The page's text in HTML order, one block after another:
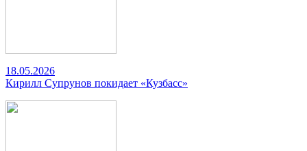
18.05.2026
Кирилл Супрунов покидает «Кузбасс»